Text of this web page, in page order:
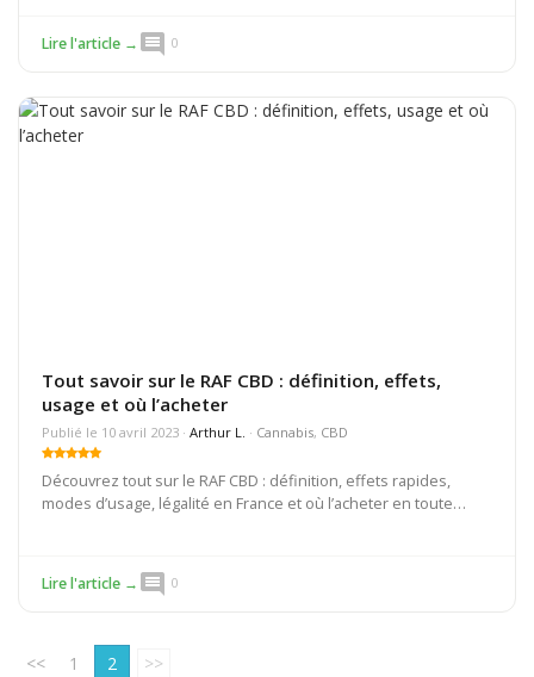
Lire l'article → comment 0
Tout savoir sur le RAF CBD : définition, effets,
usage et où l’acheter
Publié le 10 avril 2023 ·Arthur L. · Cannabis, CBD
Découvrez tout sur le RAF CBD : définition, effets rapides,
modes d’usage, légalité en France et où l’acheter en toute
Lire l'article → comment 0
<< 1 2 >>